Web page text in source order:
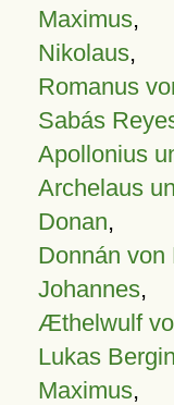
Maximus,
Nikolaus,
Romanus
Sabás
Apollonius
Archelaus
Donan,
Donnán von
Johannes,
Æthelwulf
Lukas Bergin
Maximus,